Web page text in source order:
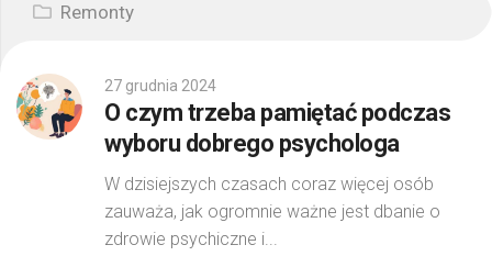
Remonty
27 grudnia 2024
O czym trzeba pamiętać podczas
wyboru dobrego psychologa
W dzisiejszych czasach coraz więcej osób
zauważa, jak ogromnie ważne jest dbanie o
zdrowie psychiczne i...